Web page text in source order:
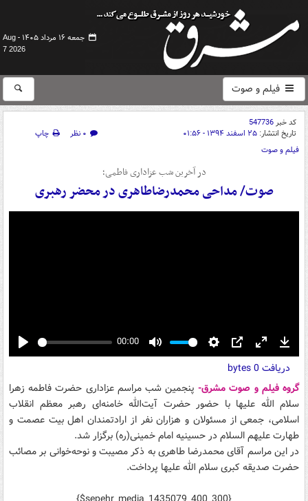
جمعه ۱۶ مرداد ۱۴۰۵ -
Aug
7 2026
فیلم و صوت
کد خبر547736
تاریخ انتشار: ۲۵ اسفند ۱۳۹۴ - ۰۱:۵۶ ۰ نظر
چاپ
فیلم و صوت
در آخرین شب عزاداری فاطمی؛
صوت/ مداحی محمدرضاطاهری در محضر رهبری
Play
00:00
Mute Settings
PIP Enter
fullscreen
دریافت 0 bytes
گروه فیلم و صوت مشرق- پنجمین شب مراسم عزاداری حضرت فاطمه زهرا
سلام الله علیها با حضور حضرت آیت‌الله خامنه‌ای رهبر معظم انقلاب
اسلامی، جمعی از مسئولان و هزاران نفر از ارادتمندان اهل بیت عصمت و
طهارت علیهم السلام در حسینیه امام خمینی(ره) برگزار شد.
در این مراسم آقای محمدرضا طاهری به ذکر مصیبت و نوحه‌خوانی بر مصائب
حضرت صدیقه کبری سلام الله علیها پرداخت.